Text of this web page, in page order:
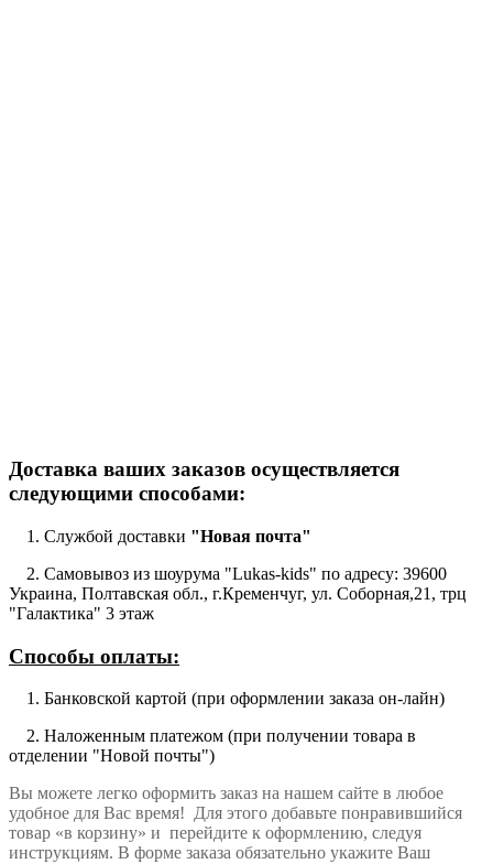
Доставка ваших заказов осуществляется
следующими способами:
1. Службой доставки "Новая почта"
2. Самовывоз из шоурума "Lukas-kids" по адресу: 39600
Украина, Полтавская обл., г.Кременчуг, ул. Соборная,21, трц
"Галактика" 3 этаж
Способы оплаты:
1. Банковской картой (при оформлении заказа он-лайн)
2. Наложенным платежом (при получении товара в
отделении "Новой почты")
Вы можете легко оформить заказ на нашем сайте в любое
удобное для Вас время! Для этого добавьте понравившийся
товар «в корзину» и перейдите к оформлению, следуя
инструкциям. В форме заказа обязательно укажите Ваш